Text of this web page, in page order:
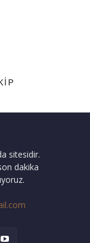
sitesidir.
dakika